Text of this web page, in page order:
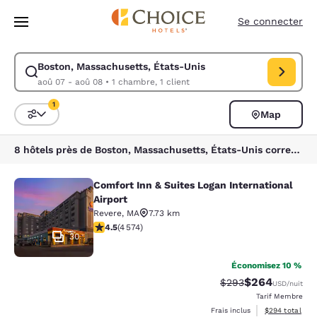
Sauter à Contenu Principal
Se connecter
Boston, Massachusetts, États-Unis
aoû 07 - aoû 08• 1 chambre, 1 client
Modifier la recherche pour Boston, Massachusetts, États-Unis. Date
Triez et filtrez
1
Map
8 hôtels près de Boston, Massachusetts, États-Unis correspondent à vos filtres
Comfort Inn & Suites Logan
30
Comfort Inn & Suites Logan International
Airport
Revere, MA
7.73 km
4.45 étoiles. Excellent. 4574 commentaires
4.5(4 574)
Économisez 10 %
Tarif barré :
$293Tarif réduit :
$264USD/nuit
Tarif Membre
Frais inclus
Afficher les
$294 total